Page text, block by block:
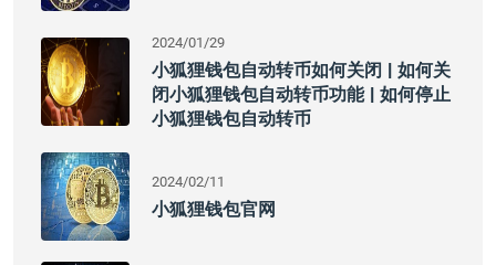
2024/01/29
小狐狸钱包自动转币如何关闭 | 如何关
闭小狐狸钱包自动转币功能 | 如何停止
小狐狸钱包自动转币
2024/02/11
小狐狸钱包官网